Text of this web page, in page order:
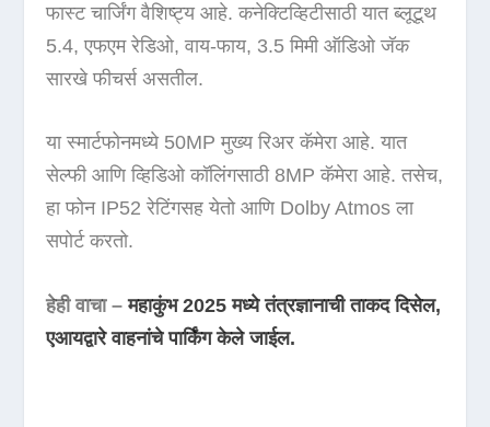
फास्ट चार्जिंग वैशिष्ट्य आहे. कनेक्टिव्हिटीसाठी यात ब्लूटूथ
5.4, एफएम रेडिओ, वाय-फाय, 3.5 मिमी ऑडिओ जॅक
सारखे फीचर्स असतील.
या स्मार्टफोनमध्ये 50MP मुख्य रिअर कॅमेरा आहे. यात
सेल्फी आणि व्हिडिओ कॉलिंगसाठी 8MP कॅमेरा आहे. तसेच,
हा फोन IP52 रेटिंगसह येतो आणि Dolby Atmos ला
सपोर्ट करतो.
हेही वाचा –महाकुंभ 2025 मध्ये तंत्रज्ञानाची ताकद दिसेल,
एआयद्वारे वाहनांचे पार्किंग केले जाईल.